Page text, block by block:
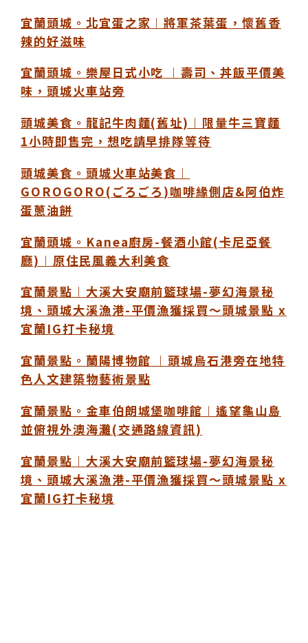
宜蘭頭城。北宜蛋之家︱將軍茶葉蛋，懷舊香
辣的好滋味
宜蘭頭城。樂屋日式小吃 ︱壽司、丼飯平價美
味，頭城火車站旁
頭城美食。龍記牛肉麵(舊址)︱限量牛三寶麵
1小時即售完，想吃請早排隊等待
頭城美食。頭城火車站美食︱
GOROGORO(ごろごろ)咖啡緣側店&阿伯炸
蛋蔥油餅
宜蘭頭城。Kanea廚房-餐酒小館(卡尼亞餐
廳)︱原住民風義大利美食
宜蘭景點︱大溪大安廟前籃球場-夢幻海景秘
境、頭城大溪漁港-平價漁獲採買～頭城景點 x
宜蘭IG打卡秘境
宜蘭景點。蘭陽博物館 ︱頭城烏石港旁在地特
色人文建築物藝術景點
宜蘭景點。金車伯朗城堡咖啡館︱遙望龜山島
並俯視外澳海灘(交通路線資訊)
宜蘭景點︱大溪大安廟前籃球場-夢幻海景秘
境、頭城大溪漁港-平價漁獲採買～頭城景點 x
宜蘭IG打卡秘境